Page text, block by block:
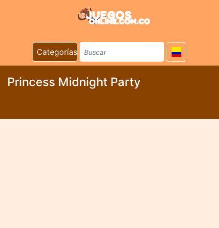
Categorías
Princess Midnight Party